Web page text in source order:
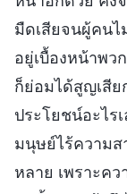
มืดเสียจนผู้คนไ
อยู่เบื้องหน้าพว
ก็ย่อมได้สูญเสี
ประโยชน์อะไร
มนุษย์ไร้ความส
หลาย เพราะค